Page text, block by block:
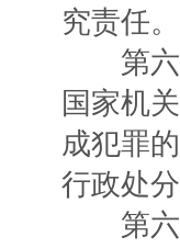
究责任。
第六
国家机
成犯罪
行政处
第六